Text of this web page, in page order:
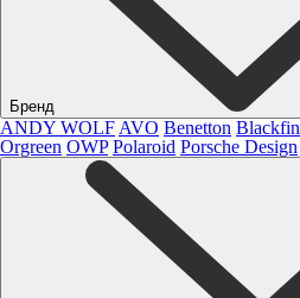
Бренд
ANDY WOLF AVO Benetton Blackfin
Orgreen OWP Polaroid Porsche Design